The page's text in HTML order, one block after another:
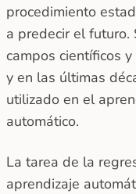
procedimiento
a predecir el futuro.
campos científicos
y en las últimas
utilizado en el
automático.
La tarea de la
aprendizaje